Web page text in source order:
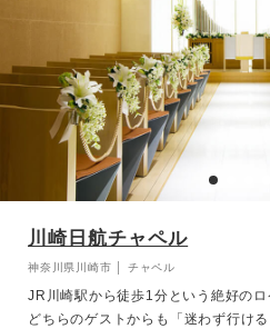
川崎日航チャペル
神奈川県川崎市 │ チャペル
JR川崎駅から徒歩1分という絶好の
どちらのゲストからも「迷わず行け